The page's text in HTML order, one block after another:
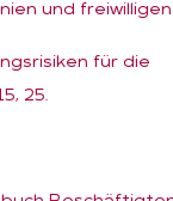
und
für die
25.